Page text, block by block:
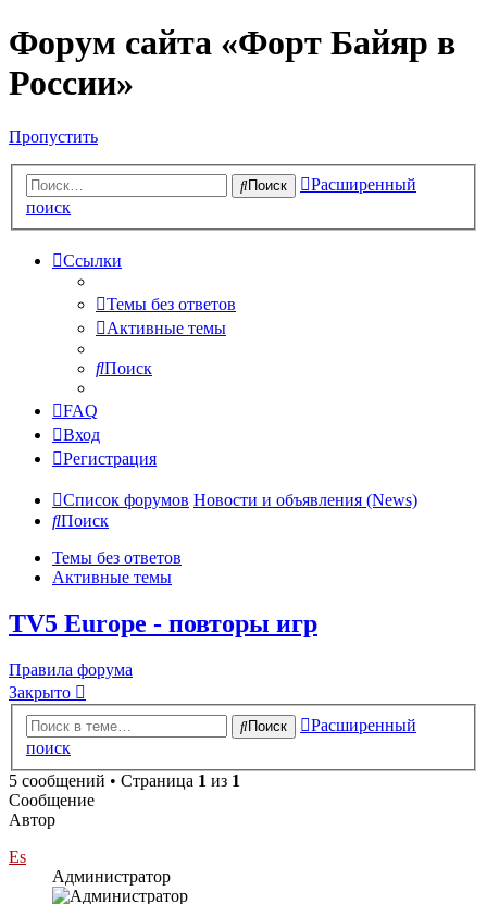
Форум сайта «Форт Байяр в
России»
Пропустить
Поиск
Расширенный
поиск
Ссылки
Темы без ответов
Активные темы
Поиск
FAQ
Вход
Регистрация
Список форумов Новости и объявления (News)
Поиск
Темы без ответов
Активные темы
TV5 Europe - повторы игр
Правила форума
Закрыто
Поиск
Расширенный
поиск
5 сообщений • Страница 1 из 1
Сообщение
Автор
Es
Администратор